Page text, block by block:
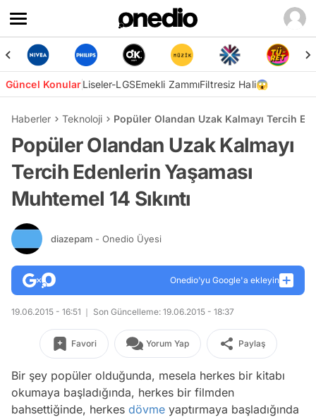
Güncel KonularLiseler-LGSEmekli ZammıFiltresiz Hali😱
Haberler Teknoloji Popüler Olandan Uzak Kalmayı Tercih
Popüler Olandan Uzak Kalmayı
Tercih Edenlerin Yaşaması
Muhtemel 14 Sıkıntı
diazepam - Onedio Üyesi
Onedio’yu Google'a ekleyin
19.06.2015 - 16:51 Son Güncelleme: 19.06.2015 - 18:37
Favori Yorum Yap Paylaş
Bir şey popüler olduğunda, mesela herkes bir kitabı
okumaya başladığında, herkes bir filmden
bahsettiğinde, herkes dövme yaptırmaya başladığında